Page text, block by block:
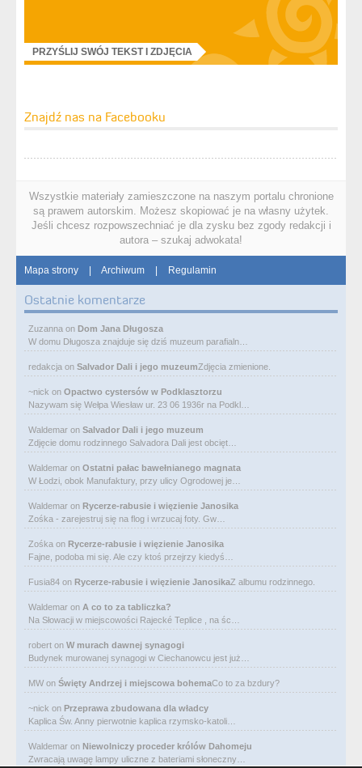
PRZYŚLIJ SWÓJ TEKST I ZDJĘCIA
Znajdź nas na Facebooku
Wszystkie materiały zamieszczone na naszym portalu chronione
są prawem autorskim. Możesz skopiować je na własny użytek.
Jeśli chcesz rozpowszechniać je dla zysku bez zgody redakcji i
autora – szukaj adwokata!
Mapa strony | Archiwum | Regulamin
Ostatnie komentarze
Zuzanna on Dom Jana Długosza
W domu Długosza znajduje się dziś muzeum parafialn…
redakcja on Salvador Dali i jego muzeumZdjęcia zmienione.
~nick on Opactwo cystersów w Podklasztorzu
Nazywam się Wełpa Wiesław ur. 23 06 1936r na Podkl…
Waldemar on Salvador Dali i jego muzeum
Zdjęcie domu rodzinnego Salvadora Dali jest obcięt…
Waldemar on Ostatni pałac bawełnianego magnata
W Łodzi, obok Manufaktury, przy ulicy Ogrodowej je…
Waldemar on Rycerze-rabusie i więzienie Janosika
Zośka - zarejestruj się na flog i wrzucaj foty. Gw…
Zośka on Rycerze-rabusie i więzienie Janosika
Fajne, podoba mi się. Ale czy ktoś przejrzy kiedyś…
Fusia84 on Rycerze-rabusie i więzienie JanosikaZ albumu rodzinnego.
Waldemar on A co to za tabliczka?
Na Słowacji w miejscowości Rajecké Teplice , na śc…
robert on W murach dawnej synagogi
Budynek murowanej synagogi w Ciechanowcu jest już…
MW on Święty Andrzej i miejscowa bohemaCo to za bzdury?
~nick on Przeprawa zbudowana dla władcy
Kaplica Św. Anny pierwotnie kaplica rzymsko-katoli…
Waldemar on Niewolniczy proceder królów Dahomeju
Zwracają uwagę lampy uliczne z bateriami słoneczny…